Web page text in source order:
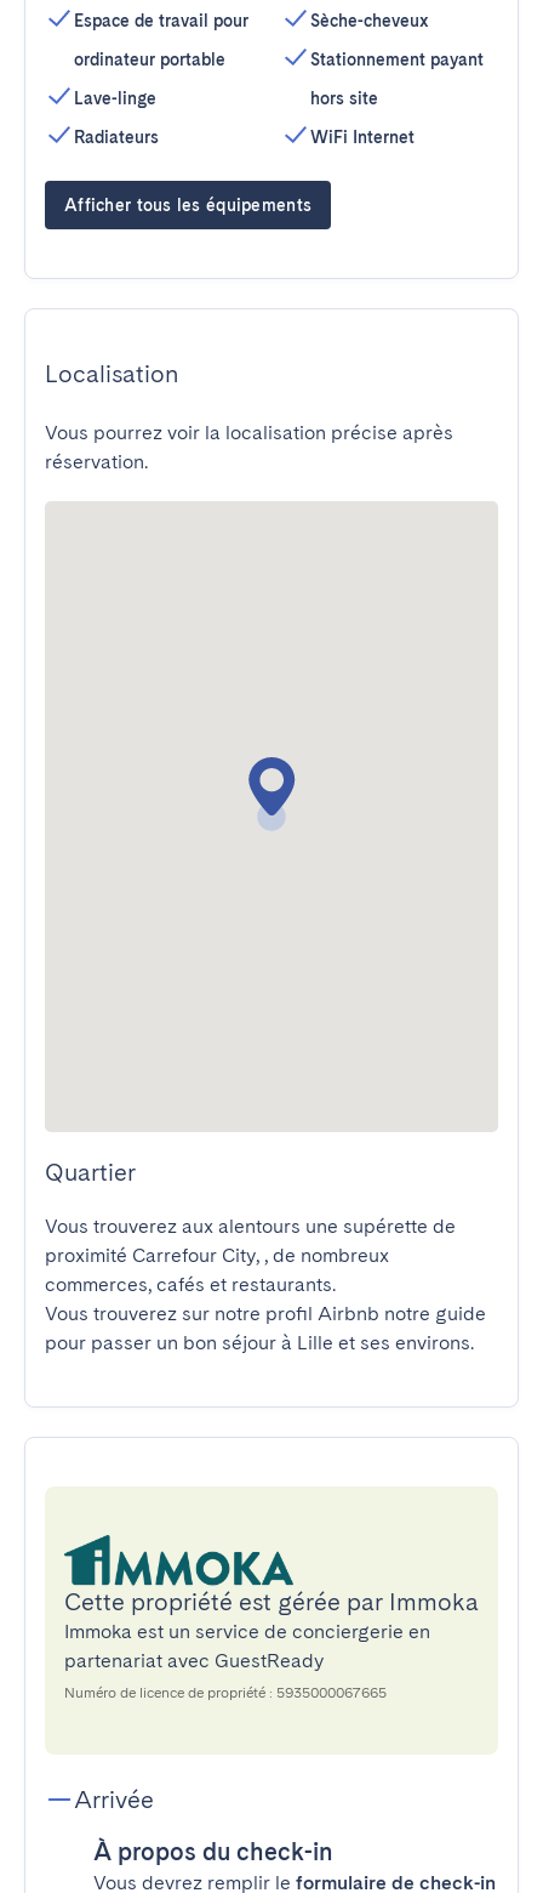
Espace de travail pour
ordinateur portable
Lave-linge
Radiateurs
Sèche-cheveux
Stationnement payant
hors site
WiFi Internet
Afficher tous les équipements
Localisation
Vous pourrez voir la localisation précise après
réservation.
Quartier
Vous trouverez aux alentours une supérette de
proximité Carrefour City, , de nombreux
commerces, cafés et restaurants.
Vous trouverez sur notre profil Airbnb notre guide
pour passer un bon séjour à Lille et ses environs.
Cette propriété est gérée par Immoka
Immoka est un service de conciergerie en
partenariat avec GuestReady
Numéro de licence de propriété : 5935000067665
Arrivée
À propos du check-in
Vous devrez remplir le formulaire de check-in